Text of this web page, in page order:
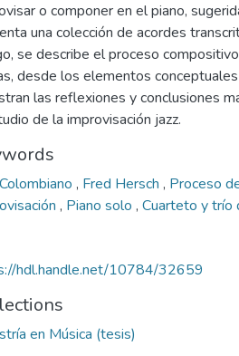
o componer en el piano,
una colección de acordes
se describe el proceso
desde los elementos
las reflexiones y conclusiones
de la improvisación jazz.
, Fred Hersch , Proceso
, Piano solo , Cuarteto y trío
hdl.handle.net/10784/32659
en Música (tesis)